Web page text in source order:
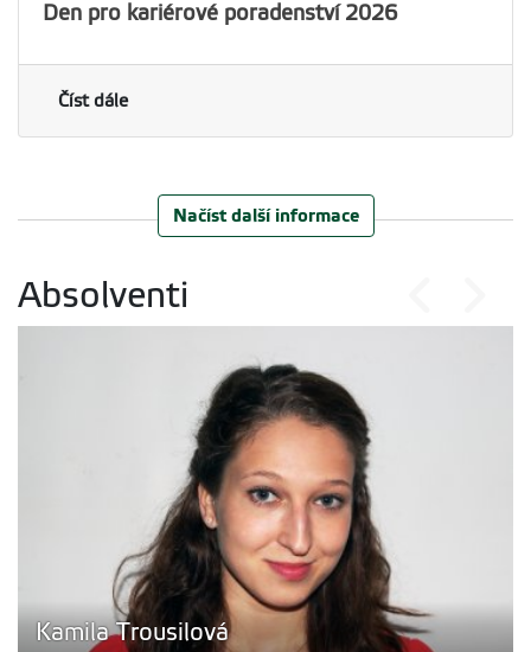
Den pro kariérové poradenství 2026
Číst dále
Načíst další informace
Absolventi
Kamila Trousilová